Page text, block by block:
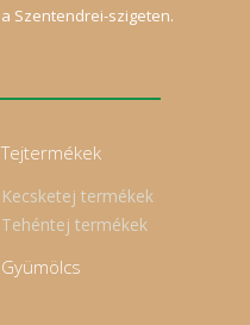
a Szentendrei-szigeten.
Tejtermékek
Kecsketej termékek
Tehéntej termékek
Gyümölcs